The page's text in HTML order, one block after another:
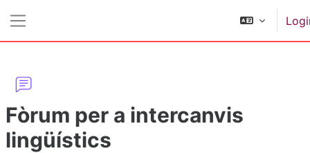
Fòrum per a intercanvis
lingüístics